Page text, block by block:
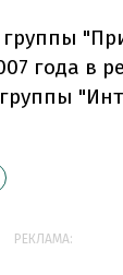
года в
РЕКЛАМА: